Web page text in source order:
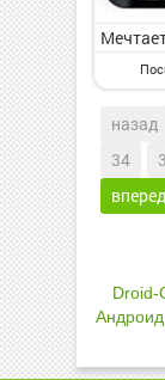
назад
34
вперед
Droid-
Андроид